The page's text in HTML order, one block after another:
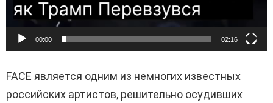
00:00 02:16
FACE является одним из немногих известных
российских артистов, решительно осудивших